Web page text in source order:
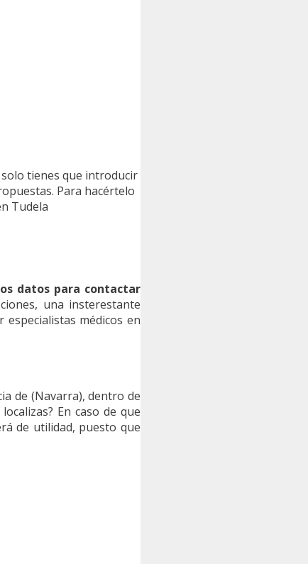
solo tienes que introducir
Para hacértelo
Tudela
datos para contactar
una insterestante
médicos en
de (Navarra), dentro de
En caso de que
de utilidad, puesto que